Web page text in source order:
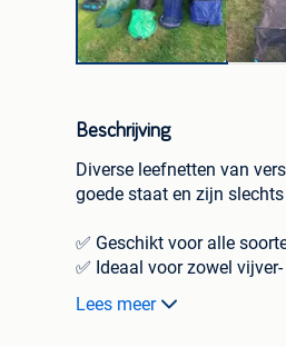
Beschrijving
Diverse leefnetten van
goede staat en zijn
✅ Geschikt voor alle
✅ Ideaal voor zowel
✅ Stevig en goed
✅ Zowel afzonderlijk als
Lees meer